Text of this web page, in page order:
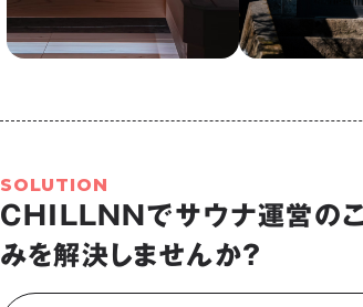
SOLUTION
CHILLNNでサウナ運営の
みを解決しませんか？